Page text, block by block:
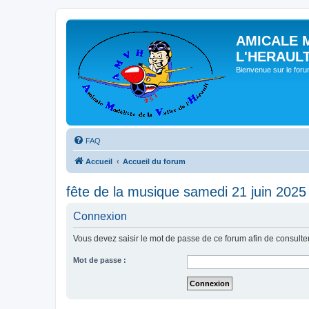
AMICALE
Bienvenue sur le
FAQ
Accueil Accueil du forum
fête de la musique samedi 21 juin 2025
Connexion
Vous devez saisir le mot de passe de ce forum afin de
Mot de passe :